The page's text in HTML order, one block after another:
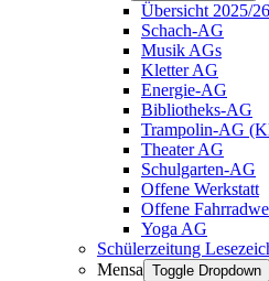
Übersicht 2025/26
Schach-AG
Musik AGs
Kletter AG
Energie-AG
Bibliotheks-AG
Trampolin-AG
Theater AG
Schulgarten-AG
Offene Werkstatt
Offene
Yoga AG
Schülerzeitung
Mensa Toggle Dropdown